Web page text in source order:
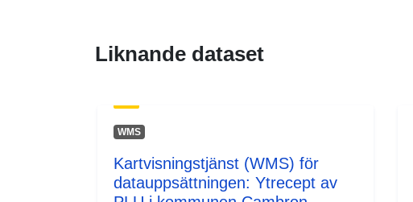
Liknande dataset
WMS
Kartvisningstjänst (WMS) för
datauppsättningen: Ytrecept av